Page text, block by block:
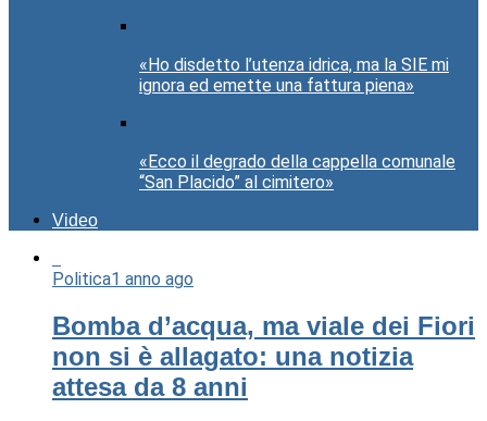
«Ho disdetto l’utenza idrica, ma la SIE mi
ignora ed emette una fattura piena»
«Ecco il degrado della cappella comunale
“San Placido” al cimitero»
Video
Politica1 anno ago
Bomba d’acqua, ma viale dei Fiori
non si è allagato: una notizia
attesa da 8 anni